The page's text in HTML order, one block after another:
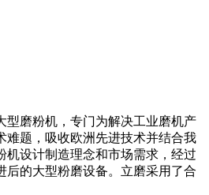
型磨粉机，专门为解决工业磨机产
难题，吸收欧洲先进技术并结合我
机设计制造理念和市场需求，经过
后的大型粉磨设备。立磨采用了合